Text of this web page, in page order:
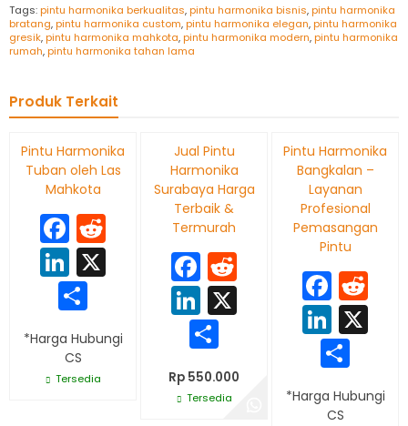
Tags:pintu harmonika berkualitas,pintu harmonika bisnis,pintu harmonika
bratang,pintu harmonika custom,pintu harmonika elegan,pintu harmonika
gresik,pintu harmonika mahkota,pintu harmonika modern,pintu harmonika
rumah,pintu harmonika tahan lama
Produk Terkait
Pintu Harmonika
Tuban oleh Las
Mahkota
Facebook
Reddit
LinkedIn
*Harga Hubungi
CS
Tersedia
Jual Pintu
Harmonika
Surabaya Harga
Terbaik &
Termurah
Facebook
Reddit
LinkedIn
Rp 550.000
Tersedia
Pintu Harmonika
Bangkalan –
Layanan
Profesional
Pemasangan
Pintu
*Harga Hubungi
CS